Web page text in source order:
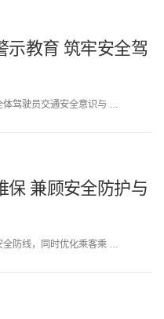
示教育 筑牢安全驾
体驾驶员交通安全意识与 …
保 兼顾安全防护与
全防线，同时优化乘客乘 …